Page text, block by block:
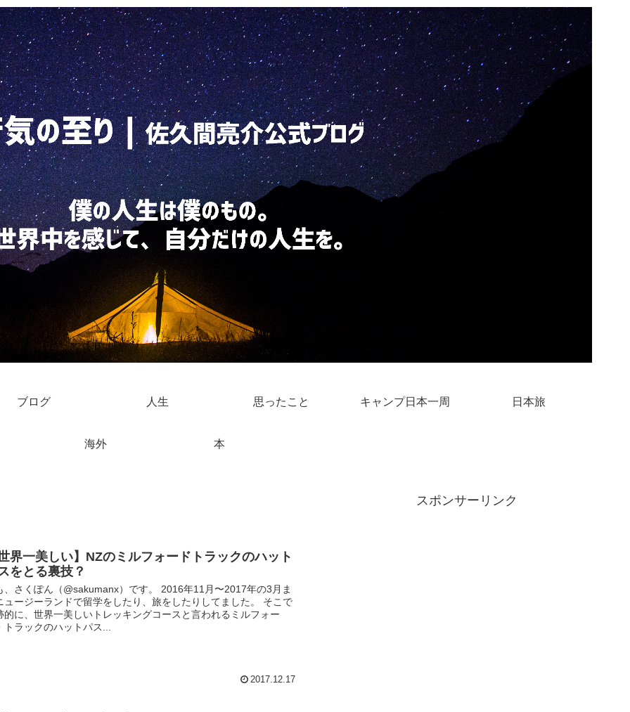
ブログ 人生 思ったこと キャンプ日本一周 日本旅
海外 本
界一美しい】NZのミルフォードトラックのハット
をとる裏技？
、さくぽん（@sakumanx）です。 2016年11月〜2017年の3月ま
ュージーランドで留学をしたり、旅をしたりしてました。 そこで
的に、世界一美しいトレッキングコースと言われるミルフォー
トラックのハットパス...
2017.12.17
スポンサーリンク